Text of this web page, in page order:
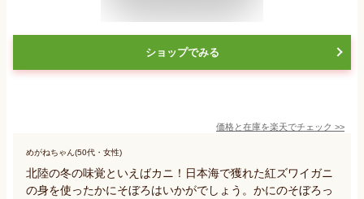
ショップでみる
価格と在庫を楽天でチェック >>
めがねちゃん(50代・女性)
北陸の冬の味覚といえばカニ！日本海で獲れた紅ズワイガニ
の身を使ったかにそぼろはいかがでしょう。かにのそぼろっ